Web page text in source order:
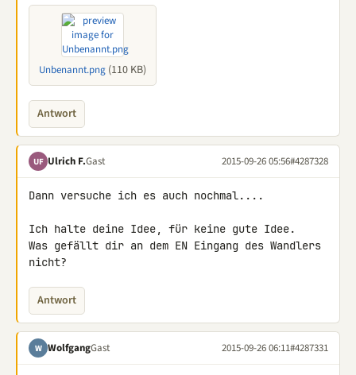
Unbenannt.png (110 KB)
Antwort
UF Ulrich F.Gast 2015-09-26 05:56#4287328
Dann versuche ich es auch nochmal....
Ich halte deine Idee, für keine gute Idee.
Was gefällt dir an dem EN Eingang des Wandlers
nicht?
Antwort
W WolfgangGast 2015-09-26 06:11#4287331